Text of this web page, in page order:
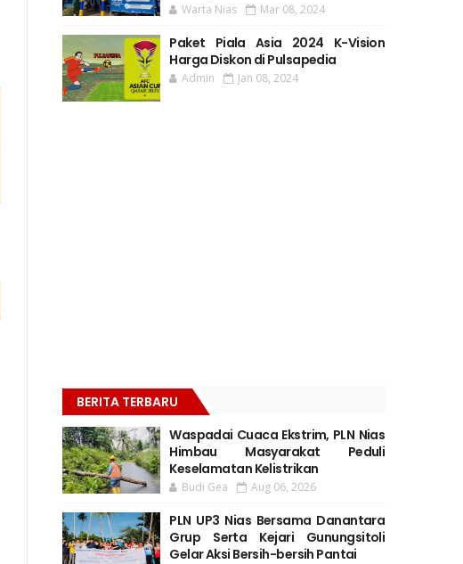
Warta Nias Mar 08, 2024
Paket Piala Asia 2024 K-Vision
Harga Diskon di Pulsapedia
Admin Jan 08, 2024
BERITA TERBARU
Waspadai Cuaca Ekstrim, PLN Nias
Himbau Masyarakat Peduli
Keselamatan Kelistrikan
Budi Gea Aug 06, 2026
PLN UP3 Nias Bersama Danantara
Grup Serta Kejari Gunungsitoli
Gelar Aksi Bersih-bersih Pantai